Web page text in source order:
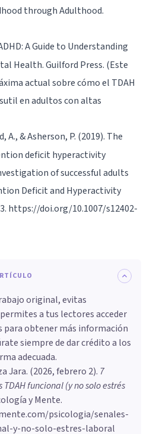
through Adulthood.
A Guide to Understanding
Health. Guilford Press. (Este
actual sobre cómo el TDAH
en adultos con altas
A., & Asherson, P. (2019). The
deficit hyperactivity
of successful adults
Deficit and Hyperactivity
https://doi.org/10.1007/s12402-
original, evitas
a tus lectores acceder
para obtener más información
siempre de dar crédito a los
adecuada.
Jara. (2026, febrero 2). 7
funcional (y no solo estrés
y Mente.
psicologia/senales-
y-no-solo-estres-laboral